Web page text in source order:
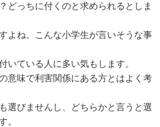
どっちに付くのと求められるとしま
よね。こんな小学生が言いそうな事
いている人に多い気もします。
意味で利害関係にある方とはよく考
選びませんし、どちらかと言うと選
。